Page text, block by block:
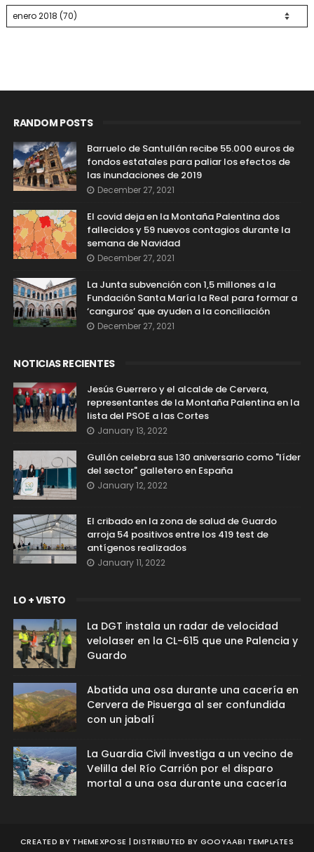
RANDOM POSTS
Barruelo de Santullán recibe 55.000 euros de
fondos estatales para paliar los efectos de
las inundaciones de 2019
December 27, 2021
El covid deja en la Montaña Palentina dos
fallecidos y 59 nuevos contagios durante la
semana de Navidad
December 27, 2021
La Junta subvención con 1,5 millones a la
Fundación Santa María la Real para formar a
‘canguros’ que ayuden a la conciliación
December 27, 2021
NOTICIAS RECIENTES
Jesús Guerrero y el alcalde de Cervera,
representantes de la Montaña Palentina en la
lista del PSOE a las Cortes
January 13, 2022
Gullón celebra sus 130 aniversario como "líder
del sector" galletero en España
January 12, 2022
El cribado en la zona de salud de Guardo
arroja 54 positivos entre los 419 test de
antígenos realizados
January 11, 2022
LO + VISTO
La DGT instala un radar de velocidad
velolaser en la CL-615 que une Palencia y
Guardo
Abatida una osa durante una cacería en
Cervera de Pisuerga al ser confundida
con un jabalí
La Guardia Civil investiga a un vecino de
Velilla del Río Carrión por el disparo
mortal a una osa durante una cacería
CREATED BY THEMEXPOSE | DISTRIBUTED BY GOOYAABI TEMPLATES